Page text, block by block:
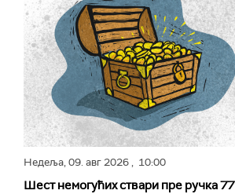
Недеља,09. авг 2026, 10:00
Шест немогућих ствари пре ручка 77